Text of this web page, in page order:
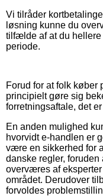
Vi tilråder
løsning kunne du
tilfælde af at du
periode.
Forud for at folk køber
principielt gøre sig
forretningsaftale, det
En anden mulighed
hvorvidt e-handlen er
være en sikkerhed for
danske regler,
overværes af
området. Derudover
forvoldes